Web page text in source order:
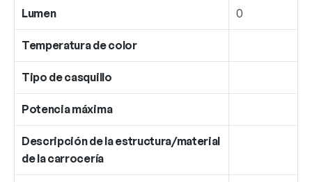
Lumen 0
Temperatura de color
Tipo de casquillo
Potencia máxima
Descripción de la estructura/material
de la carrocería